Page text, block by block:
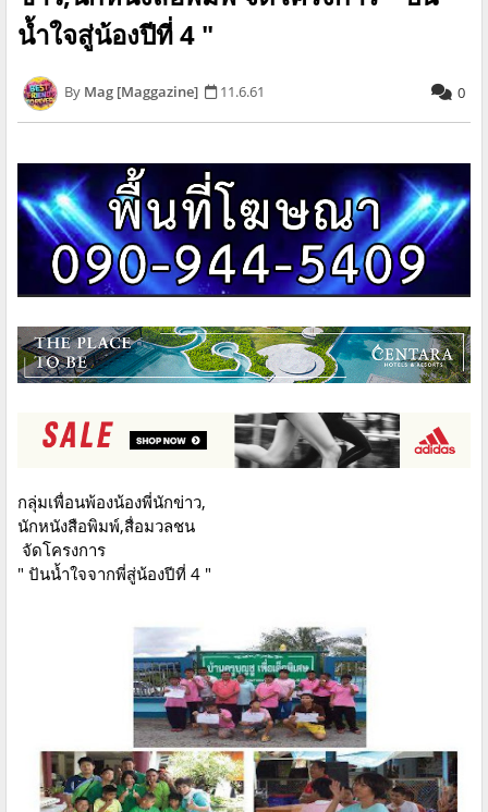
น้ำใจสู่น้องปีที่ 4 "
Mag [Maggazine] 11.6.61 0
กลุ่มเพื่อนพ้องน้องพี่นักข่าว,
นักหนังสือพิมพ์,สื่อมวลชน
จัดโครงการ
" ปันน้ำใจจากพี่สู่น้องปีที่ 4 "